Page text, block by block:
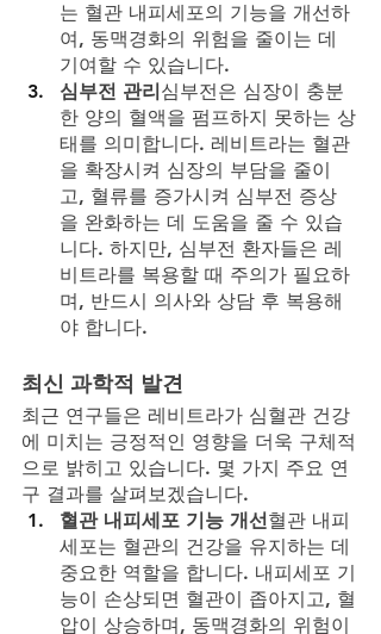
는 혈관 내피세포의 기능을 개선하
여, 동맥경화의 위험을 줄이는 데
기여할 수 있습니다.
심부전 관리 심부전은 심장이 충분
한 양의 혈액을 펌프하지 못하는 상
태를 의미합니다. 레비트라는 혈관
을 확장시켜 심장의 부담을 줄이
고, 혈류를 증가시켜 심부전 증상
을 완화하는 데 도움을 줄 수 있습
니다. 하지만, 심부전 환자들은 레
비트라를 복용할 때 주의가 필요하
며, 반드시 의사와 상담 후 복용해
야 합니다.
최신 과학적 발견
최근 연구들은 레비트라가 심혈관 건강
에 미치는 긍정적인 영향을 더욱 구체적
으로 밝히고 있습니다. 몇 가지 주요 연
구 결과를 살펴보겠습니다.
혈관 내피세포 기능 개선혈관 내피
세포는 혈관의 건강을 유지하는 데
중요한 역할을 합니다. 내피세포 기
능이 손상되면 혈관이 좁아지고, 혈
압이 상승하며, 동맥경화의 위험이